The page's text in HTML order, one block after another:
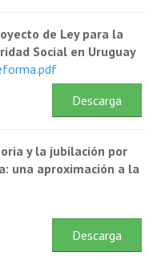
de Ley para la
Social en Uruguay
Descarga
y la jubilación por
una aproximación a la
Descarga